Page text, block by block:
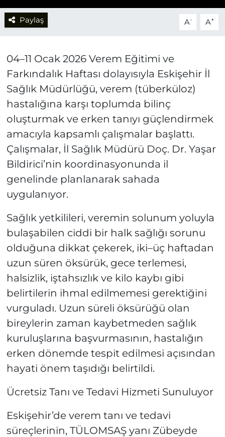
Paylaş A- A+
04–11 Ocak 2026 Verem Eğitimi ve
Farkındalık Haftası dolayısıyla Eskişehir İl
Sağlık Müdürlüğü, verem (tüberküloz)
hastalığına karşı toplumda bilinç
oluşturmak ve erken tanıyı güçlendirmek
amacıyla kapsamlı çalışmalar başlattı.
Çalışmalar, İl Sağlık Müdürü Doç. Dr. Yaşar
Bildirici’nin koordinasyonunda il
genelinde planlanarak sahada
uygulanıyor.
Sağlık yetkilileri, veremin solunum yoluyla
bulaşabilen ciddi bir halk sağlığı sorunu
olduğuna dikkat çekerek, iki–üç haftadan
uzun süren öksürük, gece terlemesi,
halsizlik, iştahsızlık ve kilo kaybı gibi
belirtilerin ihmal edilmemesi gerektiğini
vurguladı. Uzun süreli öksürüğü olan
bireylerin zaman kaybetmeden sağlık
kuruluşlarına başvurmasının, hastalığın
erken dönemde tespit edilmesi açısından
hayati önem taşıdığı belirtildi.
Ücretsiz Tanı ve Tedavi Hizmeti Sunuluyor
Eskişehir’de verem tanı ve tedavi
süreçlerinin, TÜLOMSAŞ yanı Zübeyde